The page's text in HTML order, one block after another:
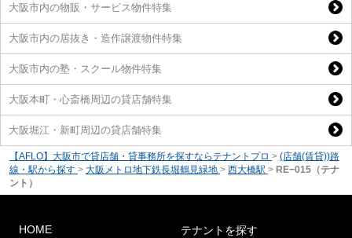
大阪市内の物販・サービス物件特集
大阪市内の居抜き・造作譲渡物件特集
大阪市内の塾・スクール物件特集
大阪本町・心斎橋周辺の貸店舗特集
大阪堀江・新町周辺の貸店舗特集
【AFLO】大阪市で貸店舗・貸事務所を探すならテナントプロ > (店舗(賃貸))路
線・駅から探す > 大阪メトロ地下鉄長堀鶴見緑地 > 西大橋駅 > RE−015（テナ
ント）
HOME テナントを探す